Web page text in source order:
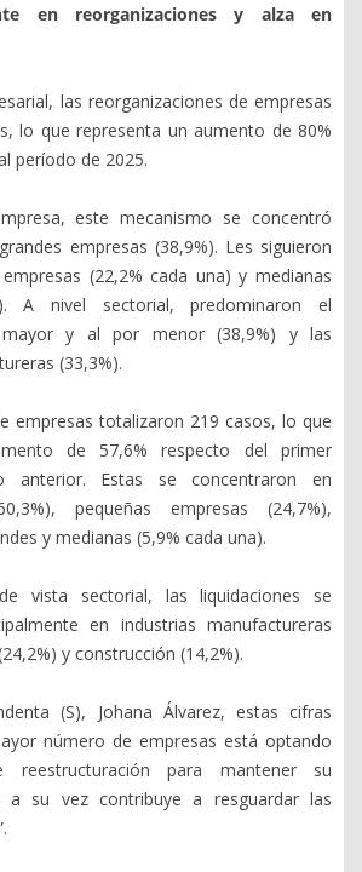
en reorganizaciones y alza en
las reorganizaciones de empresas
lo que representa un aumento de 80%
período de 2025.
este mecanismo se concentró
empresas (38,9%). Les siguieron
(22,2% cada una) y medianas
A nivel sectorial, predominaron el
y al por menor (38,9%) y las
(33,3%).
empresas totalizaron 219 casos, lo que
de 57,6% respecto del primer
anterior. Estas se concentraron en
pequeñas empresas (24,7%),
y medianas (5,9% cada una).
vista sectorial, las liquidaciones se
en industrias manufactureras
y construcción (14,2%).
(S), Johana Álvarez, estas cifras
número de empresas está optando
reestructuración para mantener su
a su vez contribuye a resguardar las